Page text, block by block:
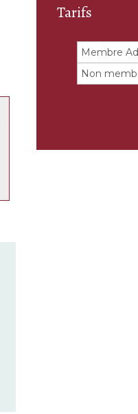
Tarifs
Membre
Non